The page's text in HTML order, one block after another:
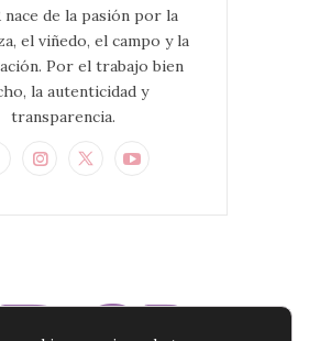
nace de la pasión por la
el viñedo, el campo y la
Por el trabajo bien
la autenticidad y
transparencia.